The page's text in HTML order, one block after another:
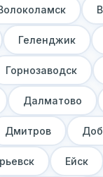
Геленджик
Горнозаводск
Далматово
Дмитров
Ейск